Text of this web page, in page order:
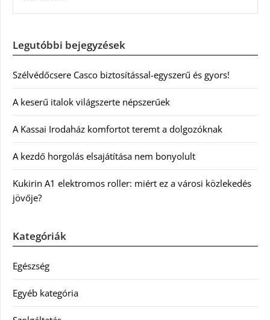
Legutóbbi bejegyzések
Szélvédőcsere Casco biztosítással-egyszerű és gyors!
A keserű italok világszerte népszerűek
A Kassai Irodaház komfortot teremt a dolgozóknak
A kezdő horgolás elsajátítása nem bonyolult
Kukirin A1 elektromos roller: miért ez a városi közlekedés
jövője?
Kategóriák
Egészség
Egyéb kategória